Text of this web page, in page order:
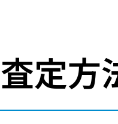
定方